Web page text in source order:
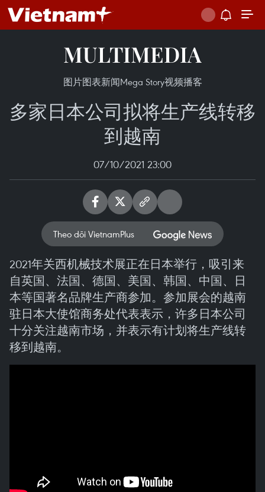
MULTIMEDIA
图片图表新闻Mega Story视频播客
多家日本公司拟将生产线转移
到越南
07/10/2021 23:00
Theo dõi VietnamPlus
2021年关西机械技术展正在日本举行，吸引来
自英国、法国、德国、美国、韩国、中国、日
本等国著名品牌生产商参加。参加展会的越南
驻日本大使馆商务处代表表示，许多日本公司
十分关注越南市场，并表示有计划将生产线转
移到越南。